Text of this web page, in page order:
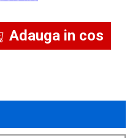
Adauga in cos